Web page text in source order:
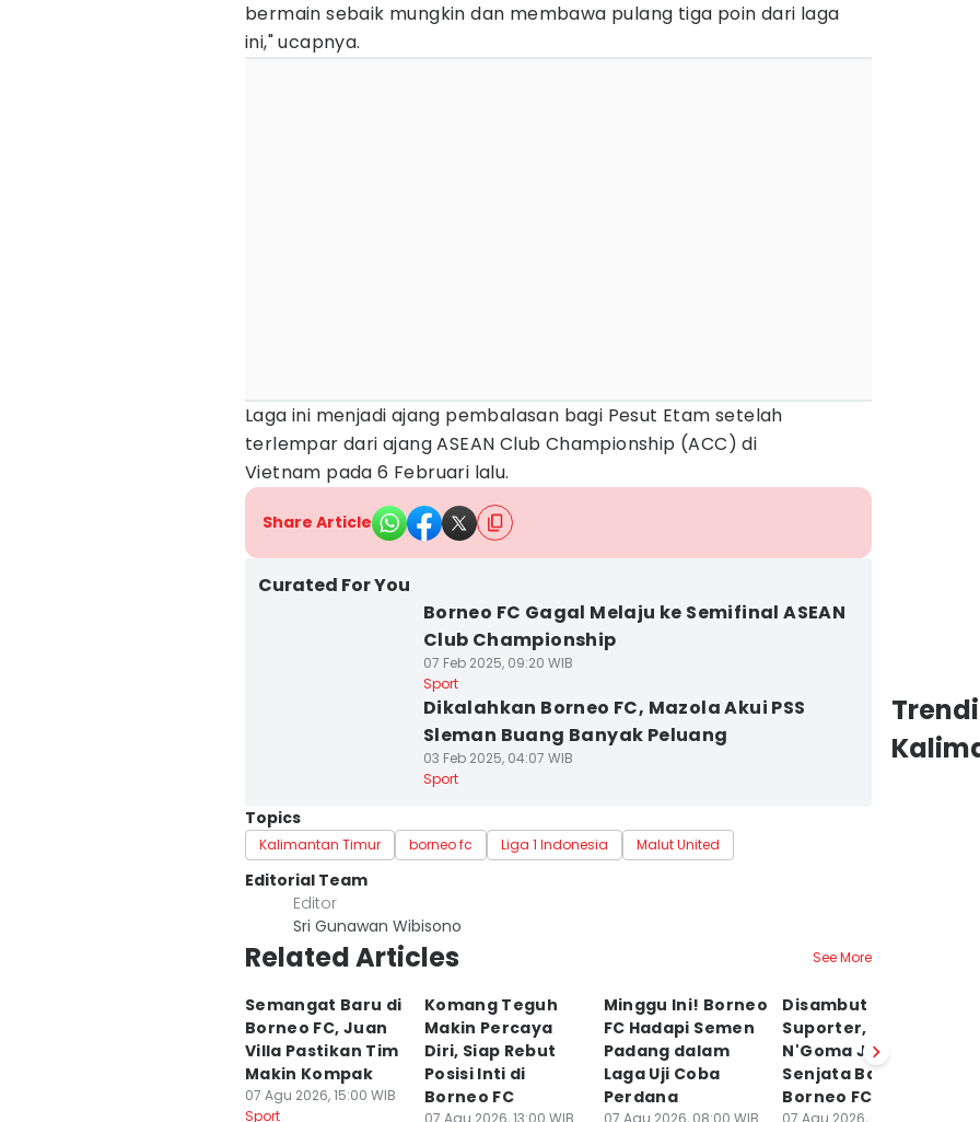
bermain sebaik mungkin dan membawa pulang tiga poin dari laga
ini," ucapnya.
Laga ini menjadi ajang pembalasan bagi Pesut Etam setelah
terlempar dari ajang ASEAN Club Championship (ACC) di
Vietnam pada 6 Februari lalu.
Share Article
Curated For You
Borneo FC Gagal Melaju ke Semifinal ASEAN
Club Championship
07 Feb 2025, 09:20 WIB
Sport
Dikalahkan Borneo FC, Mazola Akui PSS
Sleman Buang Banyak Peluang
03 Feb 2025, 04:07 WIB
Sport
Topics
Kalimantan Timur borneo fc Liga 1 Indonesia Malut United
Editorial Team
Editor
Sri Gunawan Wibisono
Related Articles See More
Semangat Baru di
Borneo FC, Juan
Villa Pastikan Tim
Makin Kompak
07 Agu 2026, 15:00 WIB
Sport
Komang Teguh
Makin Percaya
Diri, Siap Rebut
Posisi Inti di
Borneo FC
07 Agu 2026, 13:00 WIB
Minggu Ini! Borneo
FC Hadapi Semen
Padang dalam
Laga Uji Coba
Perdana
07 Agu 2026, 08:00 WIB
Disambut Hangat
Suporter, Kablan
N'Goma Jadi
Senjata Baru
Borneo FC
07 Agu 2026, 00:00 WIB